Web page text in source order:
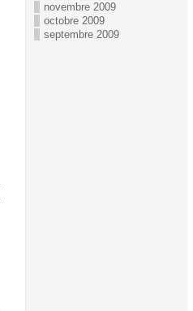
novembre 2009
octobre 2009
septembre 2009